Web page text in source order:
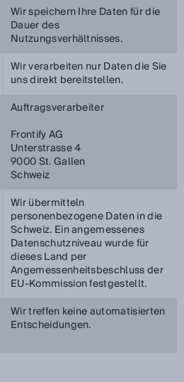
Wir speichern Ihre Daten für die
Dauer des
Nutzungsverhältnisses.
Wir verarbeiten nur Daten die Sie
uns direkt bereitstellen.
Auftragsverarbeiter
Frontify AG
Unterstrasse 4
9000 St. Gallen
Schweiz
Wir übermitteln
personenbezogene Daten in die
Schweiz. Ein angemessenes
Datenschutzniveau wurde für
dieses Land per
Angemessenheitsbeschluss der
EU-Kommission festgestellt.
Wir treffen keine automatisierten
Entscheidungen.